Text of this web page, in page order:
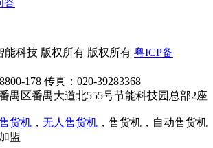
答
能科技 版权所有 版权所有 粤ICP备
178 传真：020-39283368
禺区番禺大道北555号节能科技园总部2座
货机 ， 无人售货机 ，售货机，自动售货机
盟